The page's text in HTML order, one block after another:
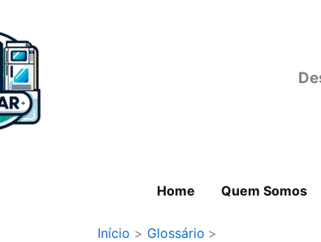
Home Quem Somos
Início
Glossário